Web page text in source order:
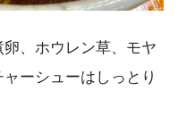
、ホウレン草、モヤ
ーシューはしっとり